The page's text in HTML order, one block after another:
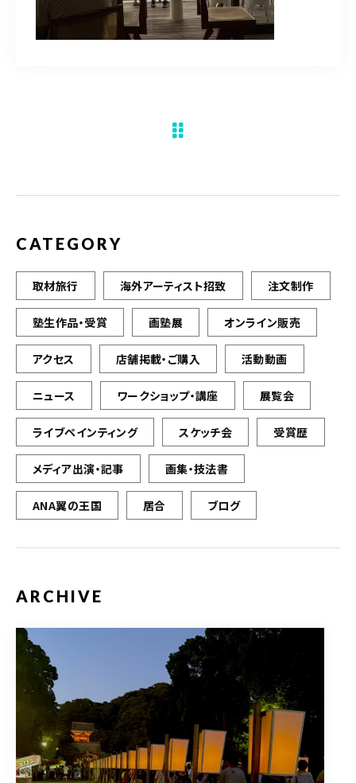
CATEGORY
取材旅行 海外アーティスト招致 注文制作
塾生作品・受賞 画塾展 オンライン販売
アクセス 店舗掲載・ご購入 活動動画
ニュース ワークショップ・講座 展覧会
ライブペインティング スケッチ会 受賞歴
メディア出演・記事 画集・技法書
ANA翼の王国 居合 ブログ
ARCHIVE
取材・制作のご依頼 作品購入